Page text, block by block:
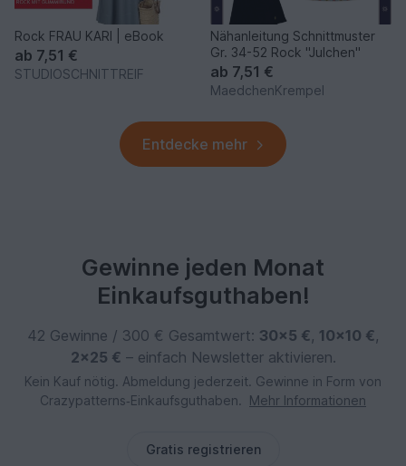
Rock FRAU KARI | eBook
ab 7,51 €
STUDIOSCHNITTREIF
Nähanleitung Schnittmuster
Gr. 34-52 Rock "Julchen"
ab 7,51 €
MaedchenKrempel
Entdecke mehr
Gewinne jeden Monat
Einkaufsguthaben!
42 Gewinne / 300 € Gesamtwert: 30×5 €, 10×10 €,
2×25 € – einfach Newsletter aktivieren.
Kein Kauf nötig. Abmeldung jederzeit. Gewinne in Form von
Crazypatterns‑Einkaufsguthaben.
Mehr Informationen
Gratis registrieren